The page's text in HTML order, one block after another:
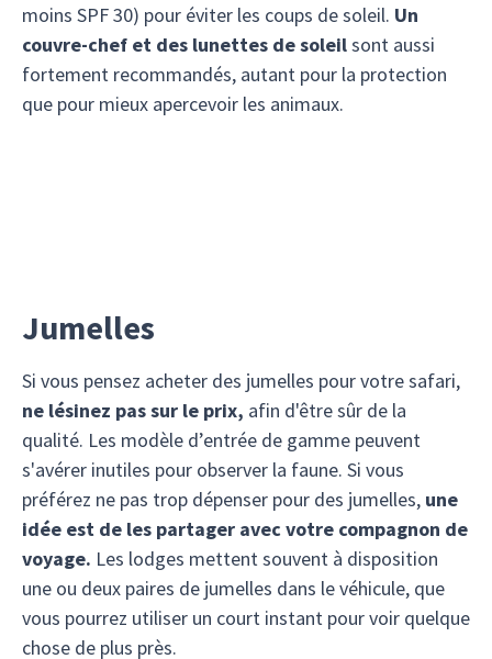
moins SPF 30) pour éviter les coups de soleil. Un
couvre-chef et des lunettes de soleilsont aussi
fortement recommandés, autant pour la protection
que pour mieux apercevoir les animaux.
Jumelles
Si vous pensez acheter des jumelles pour votre safari,
ne lésinez pas sur le prix, afin d'être sûr de la
qualité. Les modèle d’entrée de gamme peuvent
s'avérer inutiles pour observer la faune. Si vous
préférez ne pas trop dépenser pour des jumelles, une
idée est de les partager avec votre compagnon de
voyage. Les lodges mettent souvent à disposition
une ou deux paires de jumelles dans le véhicule, que
vous pourrez utiliser un court instant pour voir quelque
chose de plus près.